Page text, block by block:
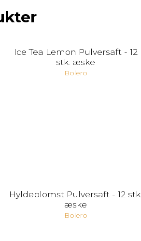
Ice Tea Lemon Pulversaft - 12
stk. æske
Bolero
Hyldeblomst Pulversaft - 12 stk.
æske
Bolero